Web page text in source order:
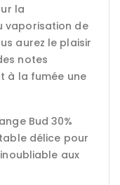
la
vaporisation de
aurez le plaisir
notes
à la fumée une
Bud 30%
délice pour
aux